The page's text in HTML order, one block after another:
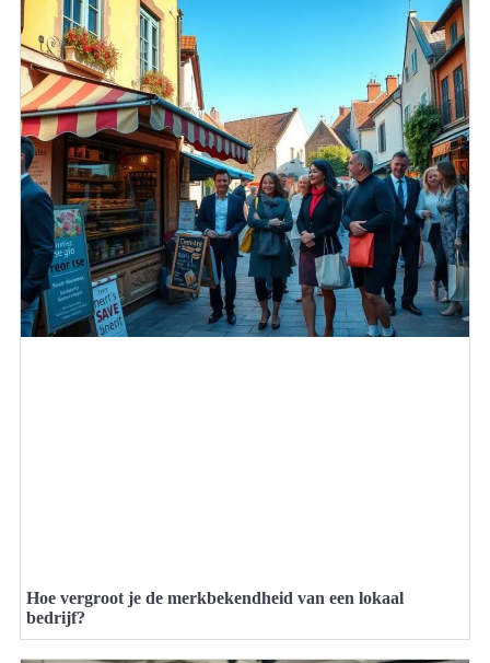
Hoe vergroot je de merkbekendheid van een lokaal
bedrijf?